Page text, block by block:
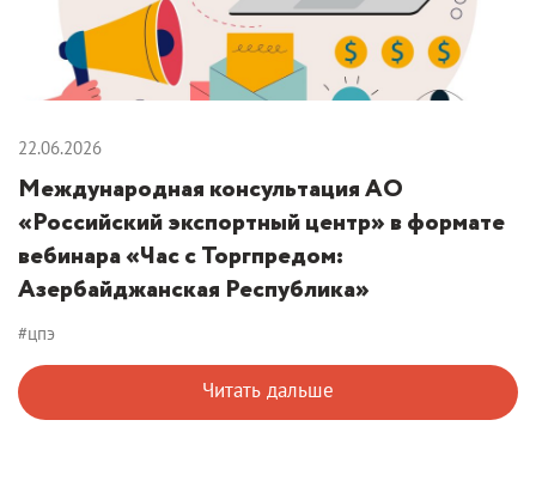
22.06.2026
Международная консультация АО
«Российский экспортный центр» в формате
вебинара «Час с Торгпредом:
Азербайджанская Республика»
#цпэ
Читать дальше